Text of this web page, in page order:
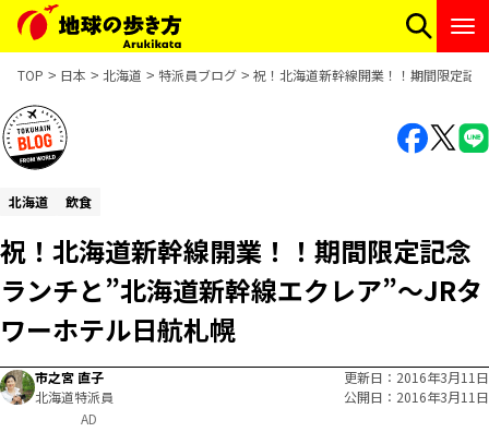
TOP 日本 北海道 特派員ブログ 祝！北海道新幹線開業！！期間限定記
北海道 飲食
祝！北海道新幹線開業！！期間限定記念
ランチと”北海道新幹線エクレア”～JRタ
ワーホテル日航札幌
市之宮 直子
北海道特派員
更新日
2016年3月11日
公開日
2016年3月11日
AD